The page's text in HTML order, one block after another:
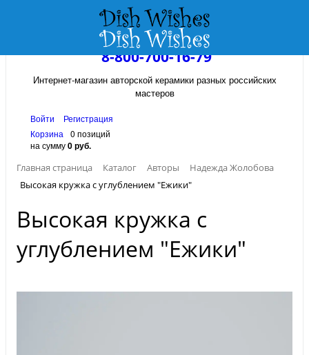
8-800-700-16-79
Интернет-магазин авторской керамики разных российских
мастеров
Войти
Регистрация
Корзина
0 позиций
на сумму0 руб.
Главная страница
Каталог Авторы
Надежда Жолобова
Высокая кружка с углублением "Ежики"
Высокая кружка с
углублением "Ежики"